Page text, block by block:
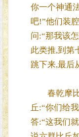
你一个神通
吧!”他们装
问:“那我该
此类推,到第
跳下来,最后
春乾摩比
丘:“你们给
答:“这我们